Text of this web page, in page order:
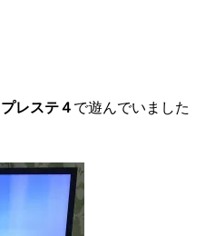
プレステ４ で遊んでいました